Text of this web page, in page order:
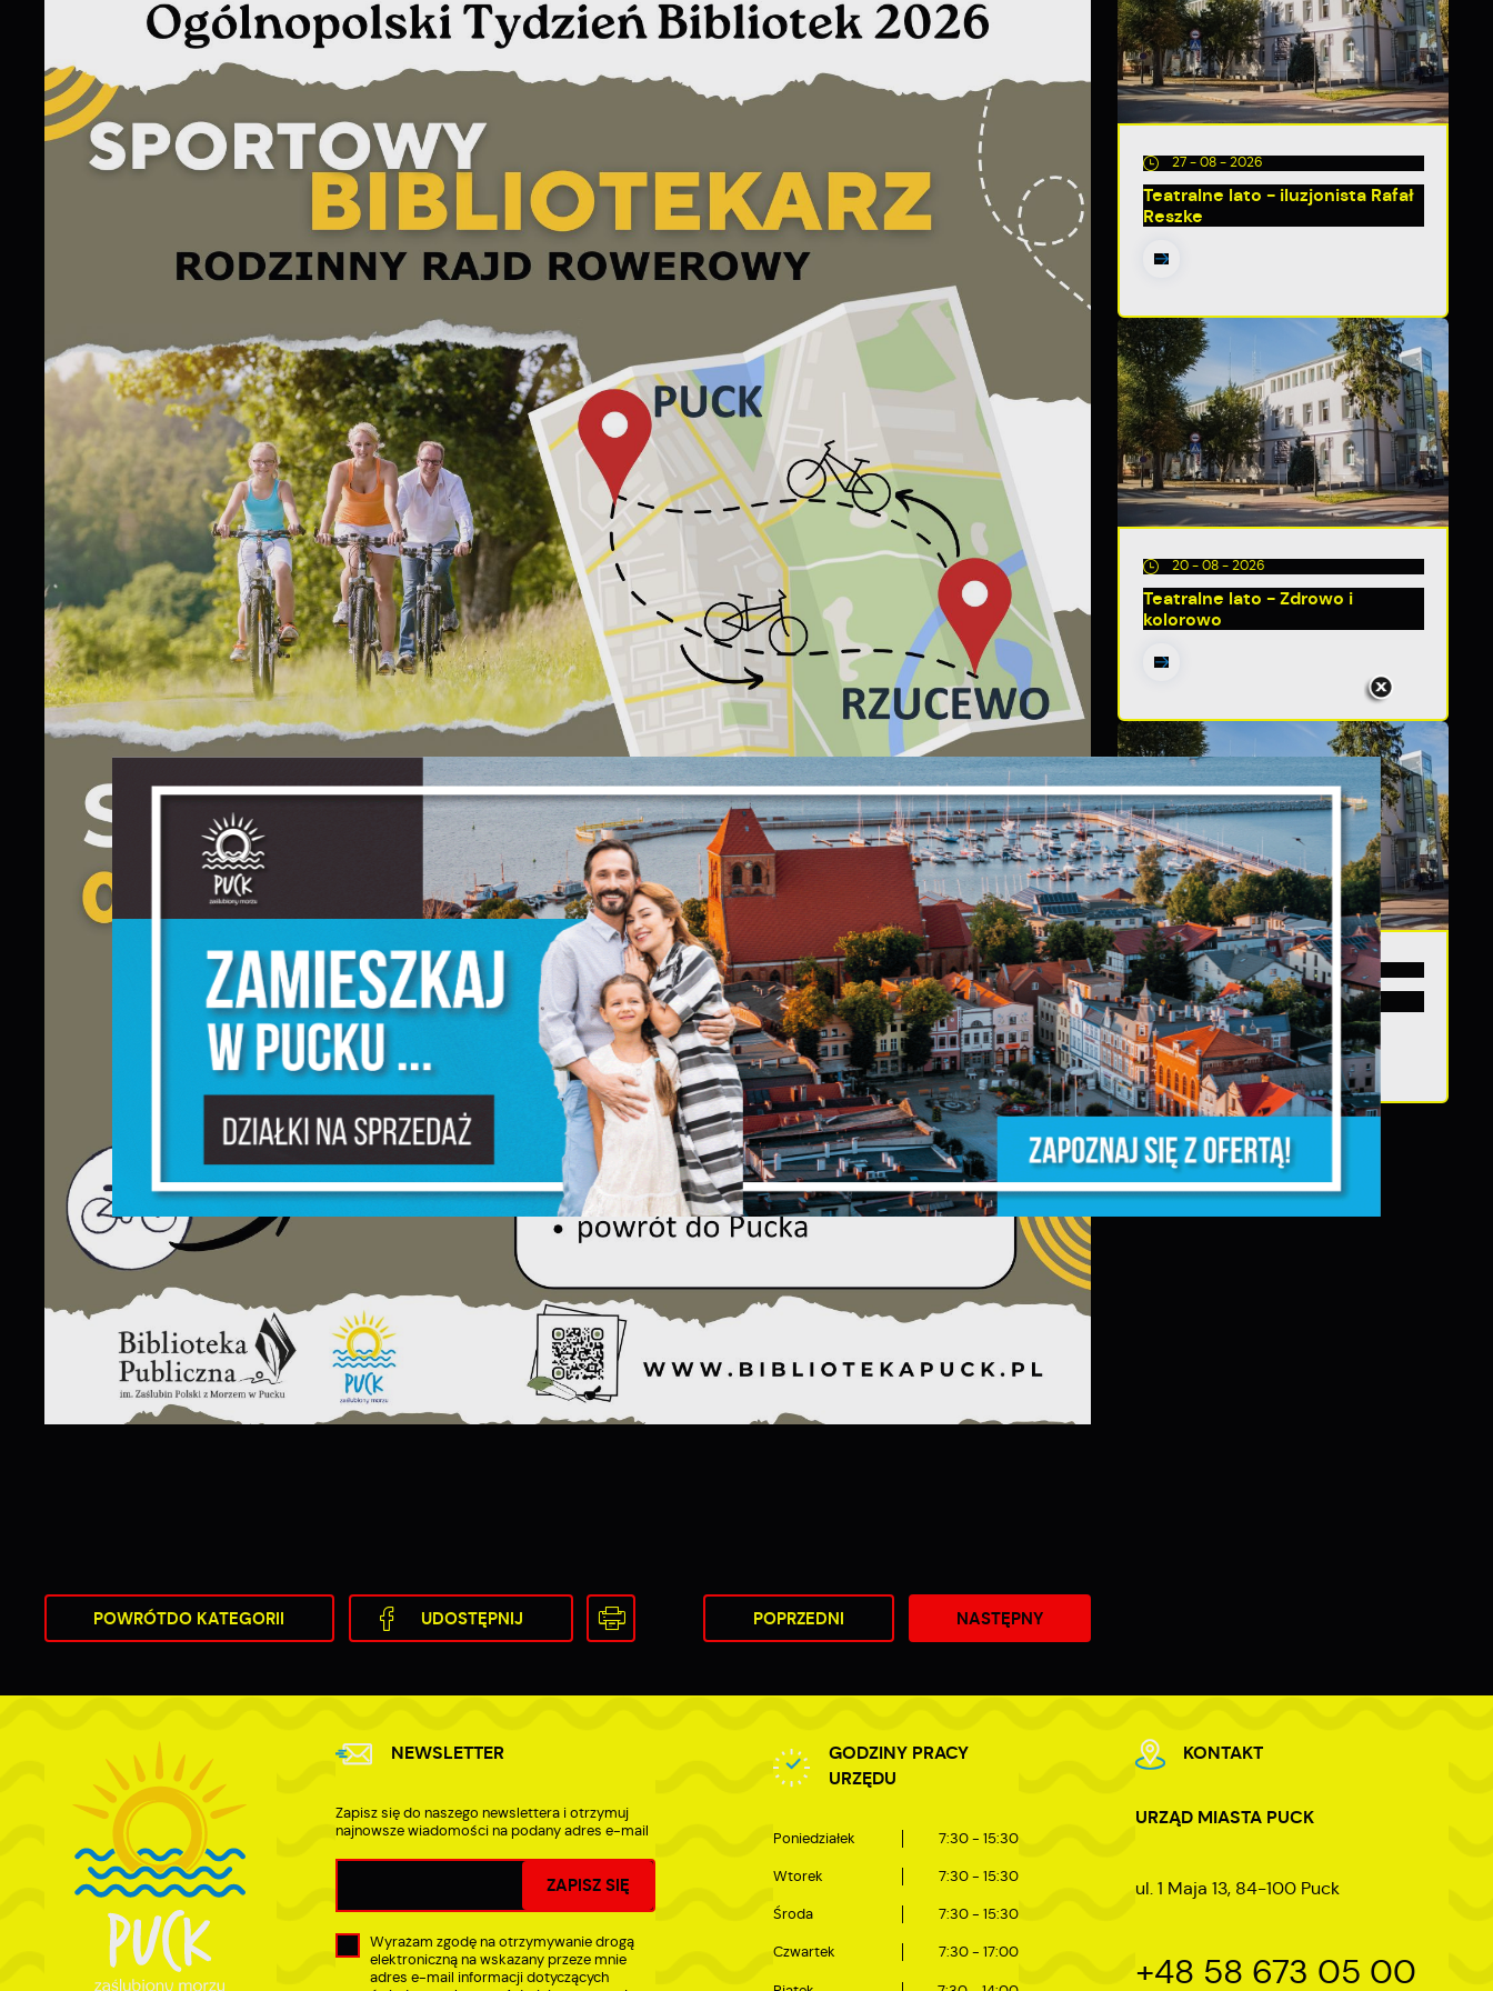
POWRÓTDO KATEGORII UDOSTĘPNIJ POPRZEDNI NASTĘPNY
27 - 08 - 2026
Teatralne lato - iluzjonista Rafał
Reszke
20 - 08 - 2026
Teatralne lato - Zdrowo i
kolorowo
13 - 08 - 2026
Teatralne lato - Roszpunka
NEWSLETTER
Zapisz się do naszego newslettera i otrzymuj
najnowsze wiadomości na podany adres e-mail
Wyrażam zgodę na otrzymywanie drogą
elektroniczną na wskazany przeze mnie
adres e-mail informacji dotyczących
GODZINY PRACY
URZĘDU
Poniedziałek 7:30 - 15:30
Wtorek 7:30 - 15:30
Środa 7:30 - 15:30
Czwartek 7:30 - 17:00
KONTAKT
URZĄD MIASTA PUCK
ul. 1 Maja 13, 84-100 Puck
+48 58 673 05 00
Ustawienia
Szanujemy Twoją prywatność. Możesz zmienić ustawienia cookies lub zaakceptować
je wszystkie. W dowolnym momencie możesz dokonać zmiany swoich ustawień.
Niezbędne
Niezbędne pliki cookies służą do prawidłowego funkcjonowania strony internetowej i
umożliwiają Ci komfortowe korzystanie z oferowanych przez nas usług.
Pliki cookies odpowiadają na podejmowane przez Ciebie działania w celu m.in.
dostosowania Twoich ustawień preferencji prywatności, logowania czy wypełniania
formularzy. Dzięki plikom cookies strona, z której korzystasz, może działać bez zakłóceń.
Funkcjonalne i personalizacyjne
Tego typu pliki cookies umożliwiają stronie internetowej zapamiętanie
wprowadzonych przez Ciebie ustawień oraz personalizację określonych
funkcjonalności czy prezentowanych treści.
Dzięki tym plikom cookies możemy zapewnić Ci większy komfort korzystania z
funkcjonalności naszej strony poprzez dopasowanie jej do Twoich indywidualnych
preferencji. Wyrażenie zgody na funkcjonalne i personalizacyjne pliki cookies
gwarantuje dostępność większej ilości funkcji na stronie.
Analityczne
Analityczne pliki cookies pomagają nam rozwijać się i dostosowywać do Twoich
potrzeb.
Cookies analityczne pozwalają na uzyskanie informacji w zakresie wykorzystywania
witryny internetowej, miejsca oraz częstotliwości, z jaką odwiedzane są nasze serwisy
podstawie analizy Twoich upodobań oraz Twoich zwyczajów dotyczących przeglądanej
witryny internetowej. Treści promocyjne mogą pojawić się na stronach podmiotów
trzecich lub firm będących naszymi partnerami oraz innych dostawców usług. Firmy
te działają w charakterze pośredników prezentujących nasze treści w postaci
ZAPISZ WYBRANE
ZEZWÓL NA WSZYSTKIE